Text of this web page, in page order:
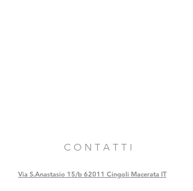
C O N T A T T I
Via S.Anastasio 15/b 62011 Cingoli Macerata IT